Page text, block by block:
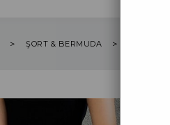
ŞORT & BERMUDA